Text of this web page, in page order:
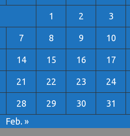
1 2 3
7 8 9 10
14 15 16 17
21 22 23 24
28 29 30
31
Feb. »